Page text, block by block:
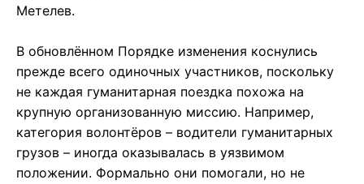
Метелев.
В обновлённом Порядке изменения коснулись
прежде всего одиночных участников, поскольку
не каждая гуманитарная поездка похожа на
крупную организованную миссию. Например,
категория волонтёров – водители гуманитарных
грузов – иногда оказывалась в уязвимом
положении. Формально они помогали, но не